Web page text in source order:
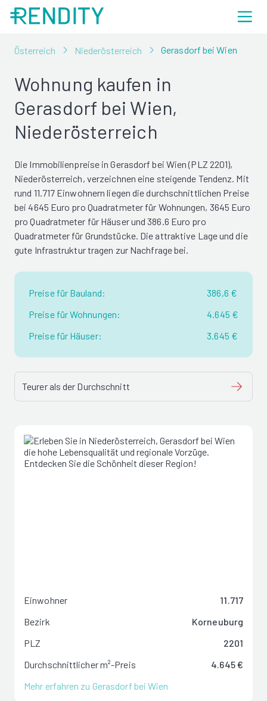
Österreich Niederösterreich Gerasdorf bei Wien
Wohnung kaufen in
Gerasdorf bei Wien,
Niederösterreich
Die Immobilienpreise in Gerasdorf bei Wien (PLZ 2201),
Niederösterreich, verzeichnen eine steigende Tendenz. Mit
rund 11.717 Einwohnern liegen die durchschnittlichen Preise
bei 4645 Euro pro Quadratmeter für Wohnungen, 3645 Euro
pro Quadratmeter für Häuser und 386.6 Euro pro
Quadratmeter für Grundstücke. Die attraktive Lage und die
gute Infrastruktur tragen zur Nachfrage bei.
Preise für Bauland:
386,6 €
Preise für Wohnungen:
4.645 €
Preise für Häuser:
3.645 €
Teurer als der Durchschnitt
Einwohner
11.717
Bezirk
Korneuburg
PLZ
2201
Durchschnittlicher m²-Preis
4.645 €
Mehr erfahren zu Gerasdorf bei Wien